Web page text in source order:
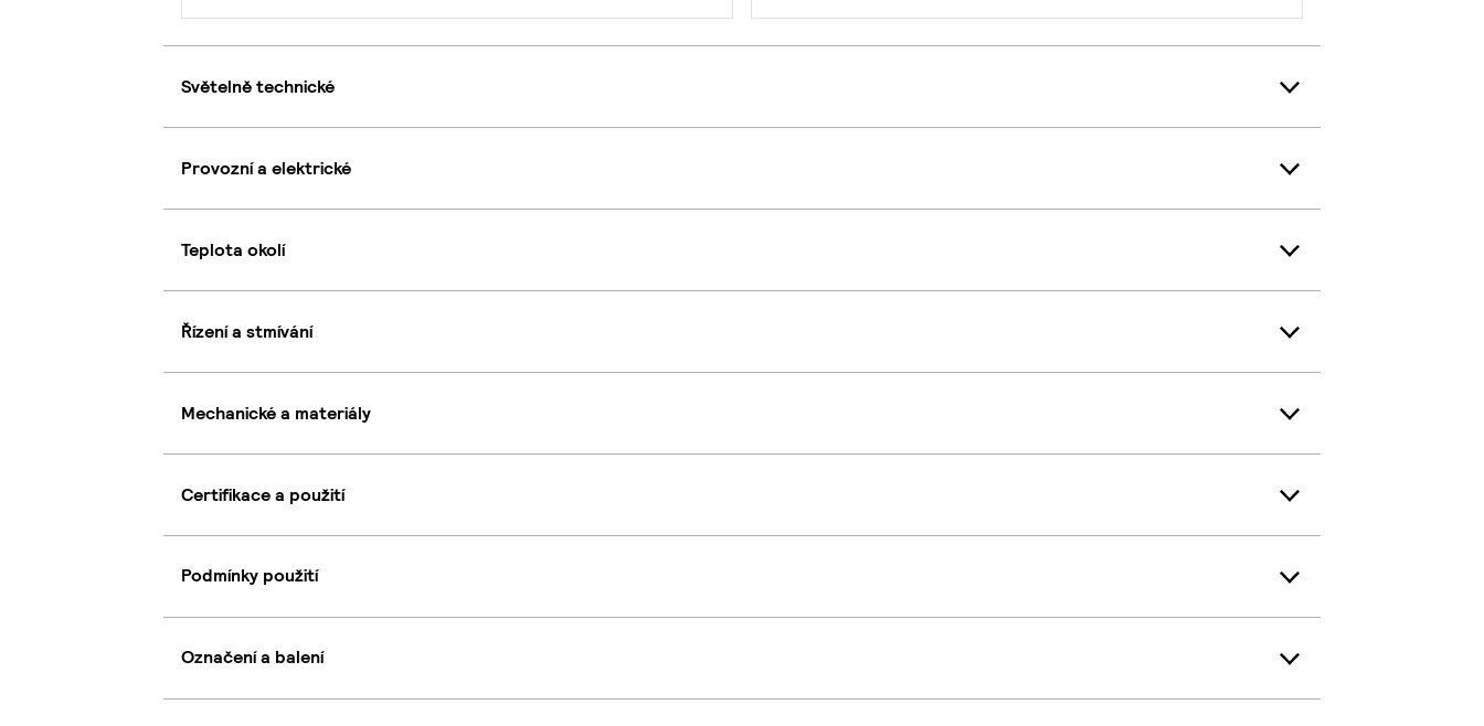
Světelně technické
Provozní a elektrické
Teplota okolí
Řízení a stmívání
Mechanické a materiály
Certifikace a použití
Podmínky použití
Označení a balení